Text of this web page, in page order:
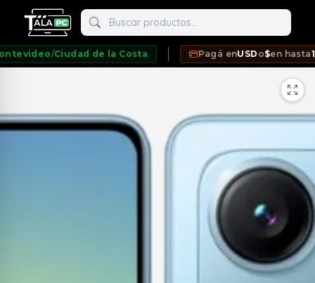
Buscar productos
/Ciudad de la Costa Pagá enUSDo$ en hasta 12